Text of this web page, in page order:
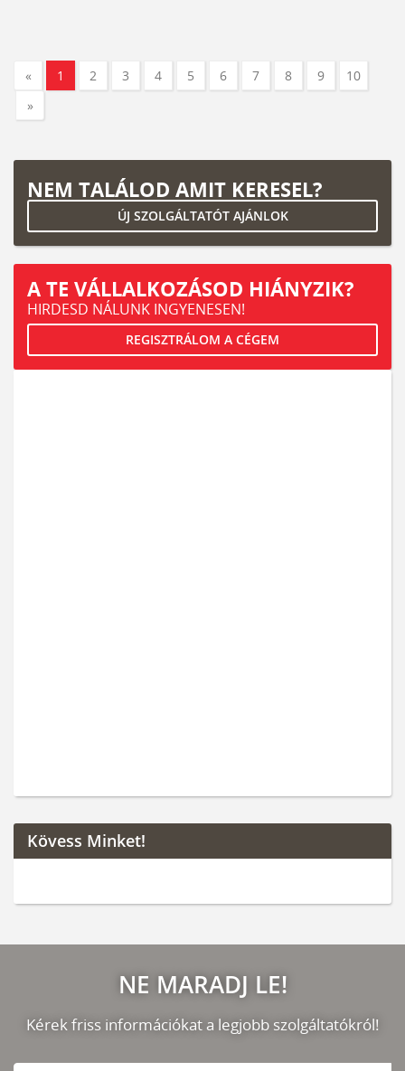
« 1 2 3 4 5 6 7 8 9
10
»
NEM TALÁLOD AMIT KERESEL?
ÚJ SZOLGÁLTATÓT AJÁNLOK
A TE VÁLLALKOZÁSOD HIÁNYZIK?
HIRDESD NÁLUNK INGYENESEN!
REGISZTRÁLOM A CÉGEM
Kövess Minket!
NE MARADJ LE!
Kérek friss információkat a legjobb szolgáltatókról!